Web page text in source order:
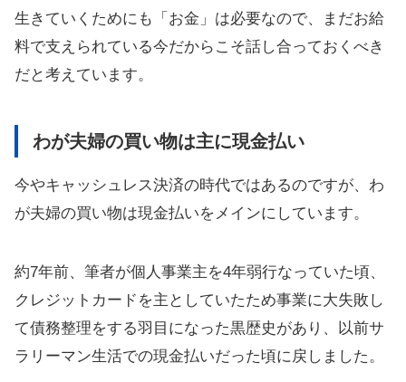
生きていくためにも「お金」は必要なので、まだお給
料で支えられている今だからこそ話し合っておくべき
だと考えています。
わが夫婦の買い物は主に現金払い
今やキャッシュレス決済の時代ではあるのですが、わ
が夫婦の買い物は現金払いをメインにしています。
約7年前、筆者が個人事業主を4年弱行なっていた頃、
クレジットカードを主としていたため事業に大失敗し
て債務整理をする羽目になった黒歴史があり、以前サ
ラリーマン生活での現金払いだった頃に戻しました。